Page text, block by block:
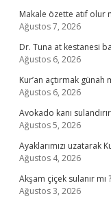
Makale özette atıf olur
Ağustos 7, 2026
Dr. Tuna at kestanesi
Ağustos 6, 2026
Kur’an açtırmak günah
Ağustos 6, 2026
Avokado kanı sulandırır
Ağustos 5, 2026
Ayaklarımızı uzatarak
Ağustos 4, 2026
Akşam çiçek sulanır mı ?
Ağustos 3, 2026